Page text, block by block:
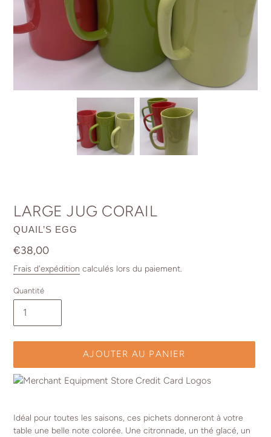
LARGE JUG CORAIL
DISTRIBUTEUR
QUAIL’S EGG
Prix
normal
€38,00
Frais d'expédition calculés lors du paiement.
Quantité
AJOUTER AU PANIER
produit
Idéal pour toutes les saisons, ces pichets donneront à votre
table une belle note colorée. Une citronnade, un thé glacé, un